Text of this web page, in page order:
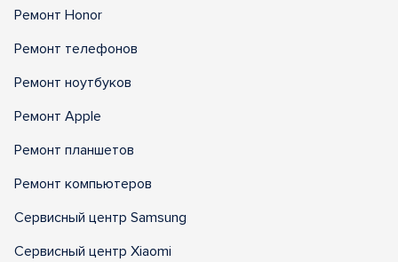
Ремонт Honor
Ремонт телефонов
Ремонт ноутбуков
Ремонт Apple
Ремонт планшетов
Ремонт компьютеров
Сервисный центр Samsung
Сервисный центр Xiaomi